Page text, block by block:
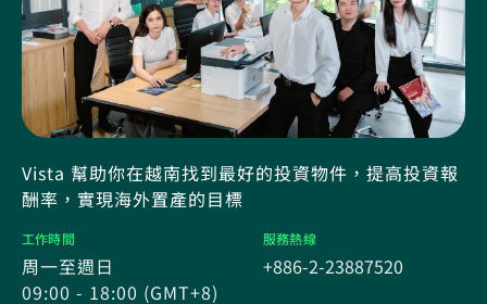
Vista 幫助你在越南找到最好的投資物件，提高投資報
酬率，實現海外置產的目標
工作時間
周一至週日
09:00 - 18:00 (GMT+8)
服務熱線
+886-2-23887520